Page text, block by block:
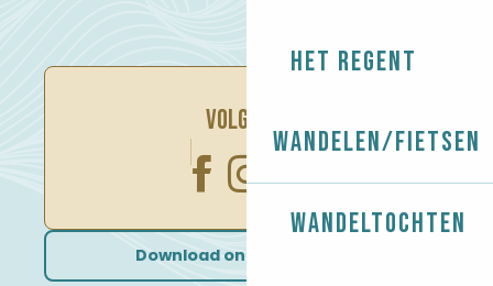
Het regent
Wandelen/Fietsen
Wandeltochten
VOLG ONS
Download onze brochures